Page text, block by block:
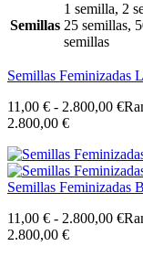
Semillas
1 semilla, 2
25 semillas,
semillas
Semillas Feminizadas
11,00 € - 2.800,00 €
2.800,00 €
Semillas Feminizadas
11,00 € - 2.800,00 €
2.800,00 €